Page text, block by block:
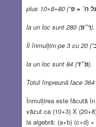
plus 10×8=80 (‘ח’ = פ
la un loc sunt 280 (ר”פ).
Îl înmulțim pe 3 cu 20 (‘
la un loc sunt 84 (פ”ד).
Totul împreună face 364
Înmulțirea este făcută
văzut ca (10+3) X
la algebră: (a+b) (c+d)